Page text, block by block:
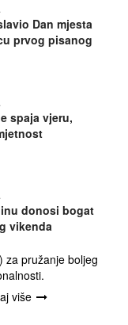
Dan mjesta
prvog pisanog
spaja vjeru,
donosi bogat
vikenda
bit će
za pružanje boljeg
više